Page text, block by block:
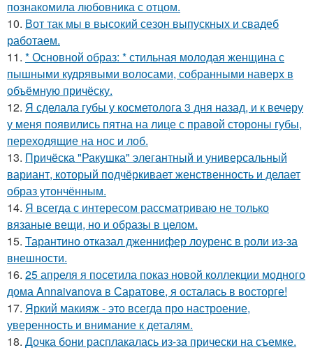
познакомила любовника с отцом.
10. Вот так мы в высокий сезон выпускных и свадеб
работаем.
11. * Основной образ: * стильная молодая женщина с
пышными кудрявыми волосами, собранными наверх в
объёмную причёску.
12. Я сделала губы у косметолога 3 дня назад, и к вечеру
у меня появились пятна на лице с правой стороны губы,
переходящие на нос и лоб.
13. Причёска "Ракушка" элегантный и универсальный
вариант, который подчёркивает женственность и делает
образ утончённым.
14. Я всегда с интересом рассматриваю не только
вязаные вещи, но и образы в целом.
15. Тарантино отказал дженнифер лоуренс в роли из-за
внешности.
16. 25 апреля я посетила показ новой коллекции модного
дома Annaivanova в Саратове, я осталась в восторге!
17. Яркий макияж - это всегда про настроение,
уверенность и внимание к деталям.
18. Дочка бони расплакалась из-за прически на съемке.